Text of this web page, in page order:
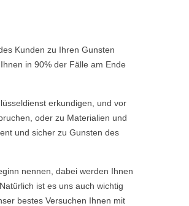
Kunden zu Ihren Gunsten
in 90% der Fälle am Ende
erkundigen, und vor
oder zu Materialien und
und sicher zu Gunsten des
nennen, dabei werden Ihnen
ist es uns auch wichtig
bestes Versuchen Ihnen mit